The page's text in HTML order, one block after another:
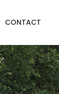
CONTACT